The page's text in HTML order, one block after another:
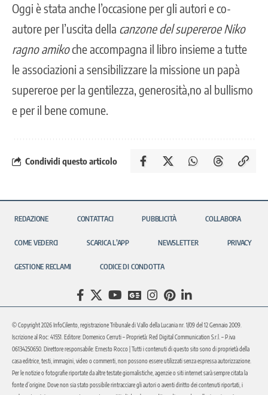
Oggi è stata anche l’occasione per gli autori e co-
autore per l’uscita della canzone del supereroe Niko
ragno amikoche accompagna il libro insieme a tutte
le associazioni a sensibilizzare la missione un papà
supereroe per la gentilezza, generosità,no al bullismo
e per il bene comune.
Condividi questo articolo
REDAZIONE CONTATTACI PUBBLICITÀ COLLABORA
COME VEDERCI SCARICA L’APP NEWSLETTER PRIVACY
GESTIONE RECLAMI CODICE DI CONDOTTA
© Copyright 2026 InfoCilento, registrazione Tribunale di Vallo della Lucania nr. 1/09 del 12 Gennaio 2009.
Iscrizione al Roc: 41551. Editore: Domenico Cerruti – Proprietà: Red Digital Communication S.r.l. – P.iva
06134250650. Direttore responsabile: Ernesto Rocco | Tutti i contenuti di questo sito sono di proprietà della
casa editrice, testi, immagini, video o commenti, non possono essere utilizzati senza espressa autorizzazione.
Per le notizie o fotografie riportate da altre testate giornalistiche, agenzie o siti internet sarà sempre citata la
fonte d’origine. Dove non sia stato possibile rintracciare gli autori o aventi diritto dei contenuti riportati, i